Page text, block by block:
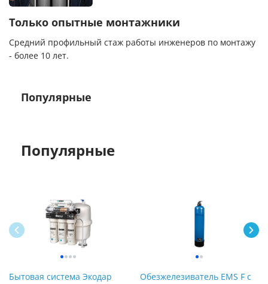
Только опытные монтажники
Средний профильный стаж работы инженеров по монтажу
- более 10 лет.
Популярные
Популярные
Бытовая система Экодар
Обезжелезиватель EMS F с